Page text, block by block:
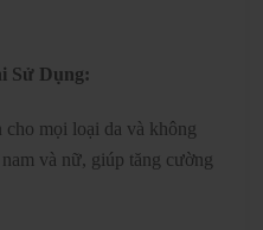
Sử Dụng:
mọi loại da và không
và nữ, giúp tăng cường